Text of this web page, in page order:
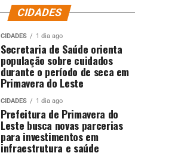
CIDADES
CIDADES 1 dia ago
Secretaria de Saúde orienta
população sobre cuidados
durante o período de seca em
Primavera do Leste
CIDADES 1 dia ago
Prefeitura de Primavera do
Leste busca novas parcerias
para investimentos em
infraestrutura e saúde